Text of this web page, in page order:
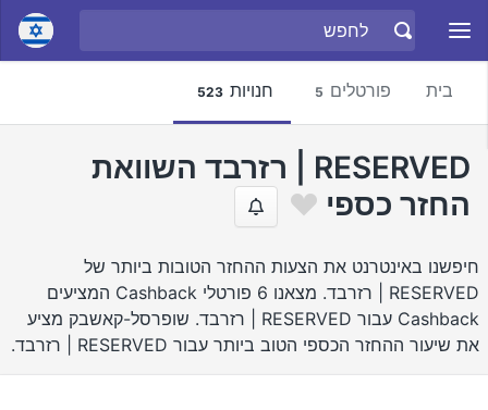
בית פורטלים 5 חנויות 523
RESERVED | רזרבד השוואת
החזר כספי
חיפשנו באינטרנט את הצעות ההחזר הטובות ביותר של
RESERVED | רזרבד. מצאנו 6 פורטלי Cashback המציעים
Cashback עבור RESERVED | רזרבד. שופרסל-קאשבק מציע
את שיעור ההחזר הכספי הטוב ביותר עבור RESERVED | רזרבד.